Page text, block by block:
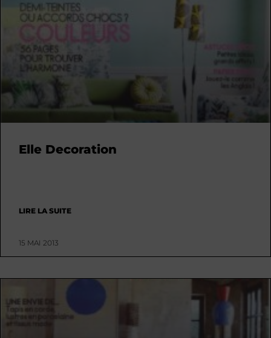
Elle Decoration
LIRE LA SUITE
15 MAI 2013